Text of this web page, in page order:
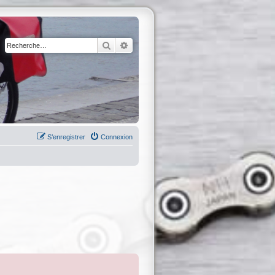
Rechercher
Connexion
S’enregistrer